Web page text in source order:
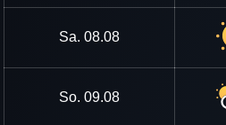
Sa. 08.08
So. 09.08